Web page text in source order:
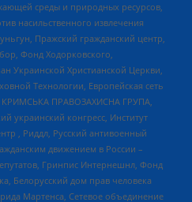
среды и природных ресурсов,
насильственного извлечения
Пражский гражданский центр,
Фонд Ходорковского,
Украинской Христианской Церкви,
Технологии, Европейская сеть
КРИМСЬКА ПРАВОЗАХИСНА ГРУПА,
украинский конгресс, Институт
, Риддл, Русский антивоенный
движением в России –
Гринпис Интернешнл, Фонд
Белорусский дом прав человека
Мартенса, Сетевое объединение